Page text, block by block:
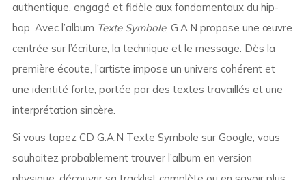
authentique, engagé et fidèle aux fondamentaux du hip-
hop. Avec l’album Texte Symbole, G.A.N propose une œuvre
centrée sur l’écriture, la technique et le message. Dès la
première écoute, l’artiste impose un univers cohérent et
une identité forte, portée par des textes travaillés et une
interprétation sincère.
Si vous tapez CD G.A.N Texte Symbole sur Google, vous
souhaitez probablement trouver l’album en version